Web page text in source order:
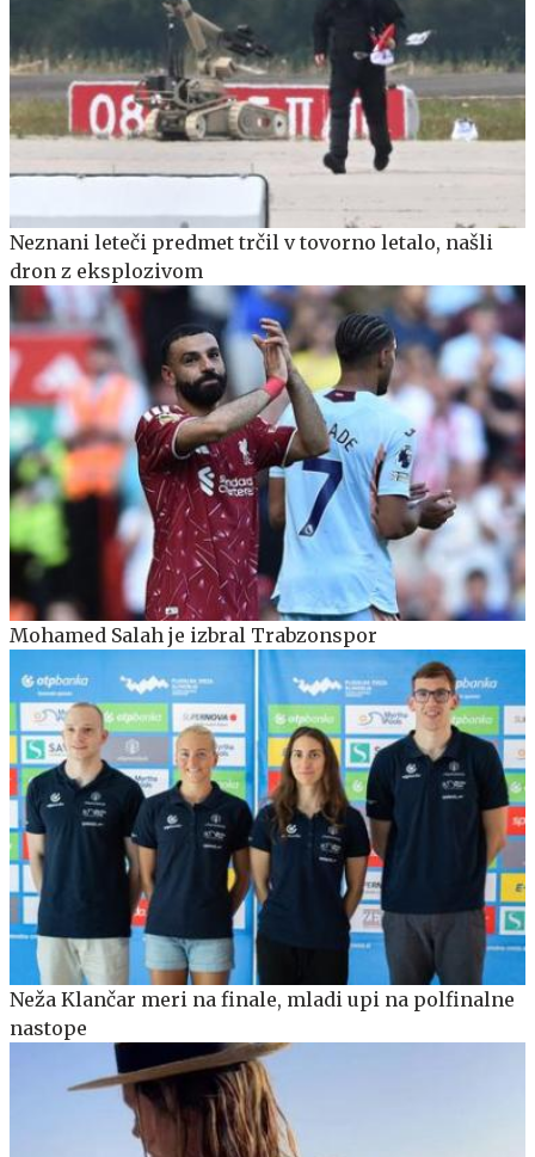
Neznani leteči predmet trčil v tovorno letalo, našli
dron z eksplozivom
Mohamed Salah je izbral Trabzonspor
Neža Klančar meri na finale, mladi upi na polfinalne
nastope